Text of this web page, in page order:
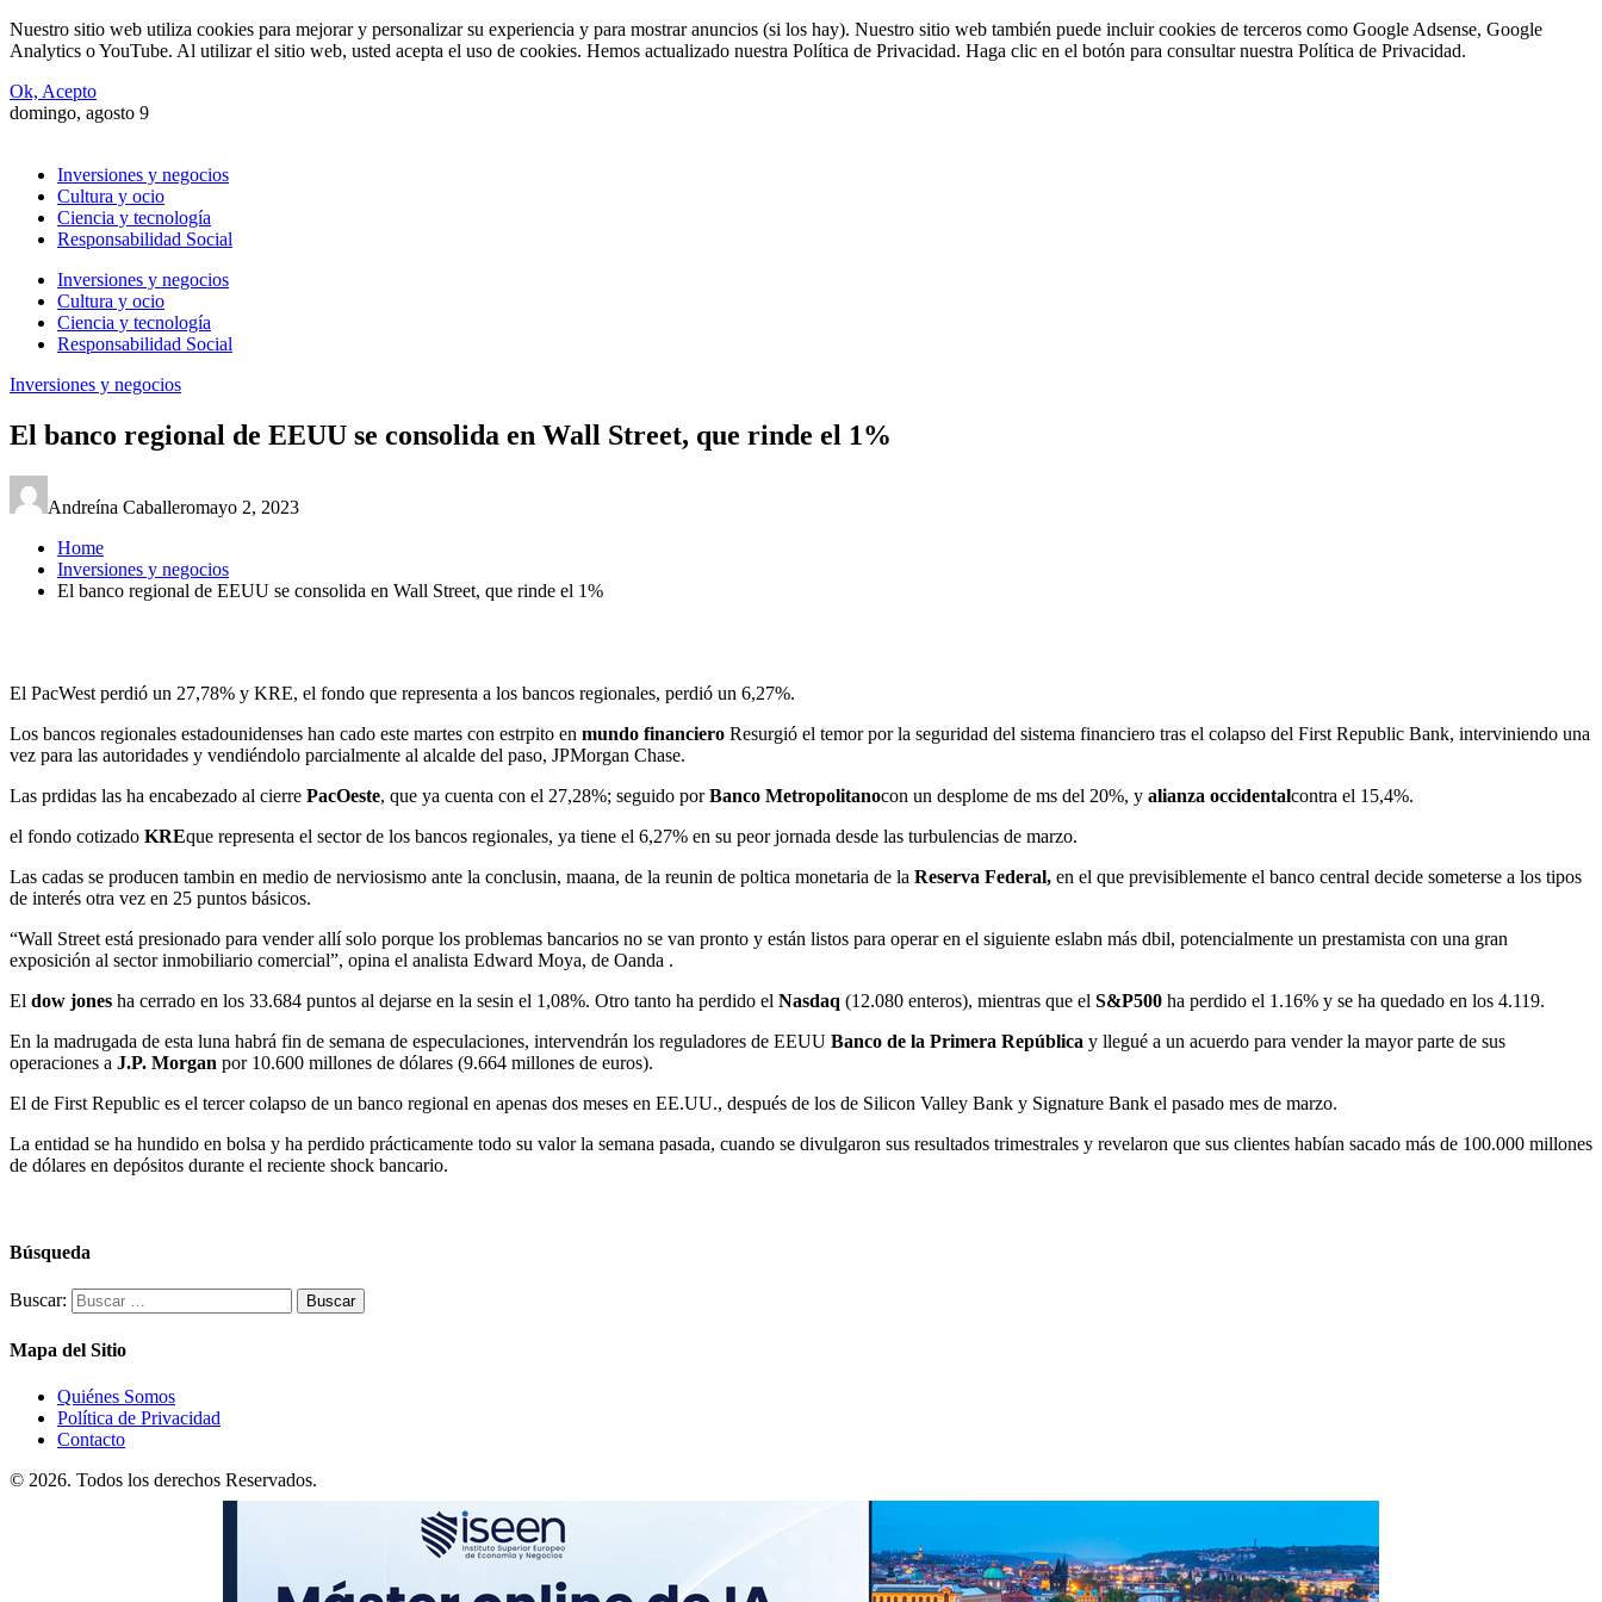
Nuestro sitio web utiliza cookies para mejorar y personalizar su experiencia y para mostrar anuncios (si los hay). Nuestro sitio web también puede incluir cookies de terceros como Google Adsense, Google
Analytics o YouTube. Al utilizar el sitio web, usted acepta el uso de cookies. Hemos actualizado nuestra Política de Privacidad. Haga clic en el botón para consultar nuestra Política de Privacidad.
Ok, Acepto
domingo, agosto 9
Inversiones y negocios
Cultura y ocio
Ciencia y tecnología
Responsabilidad Social
Inversiones y negocios
Cultura y ocio
Ciencia y tecnología
Responsabilidad Social
Inversiones y negocios
El banco regional de EEUU se consolida en Wall Street, que rinde el 1%
Andreína Caballeromayo 2, 2023
Home
Inversiones y negocios
El banco regional de EEUU se consolida en Wall Street, que rinde el 1%
El PacWest perdió un 27,78% y KRE, el fondo que representa a los bancos regionales, perdió un 6,27%.
Los bancos regionales estadounidenses han cado este martes con estrpito en mundo financiero Resurgió el temor por la seguridad del sistema financiero tras el colapso del First Republic Bank, interviniendo una
vez para las autoridades y vendiéndolo parcialmente al alcalde del paso, JPMorgan Chase.
Las prdidas las ha encabezado al cierre PacOeste, que ya cuenta con el 27,28%; seguido porBanco Metropolitanocon un desplome de ms del 20%, y alianza occidentalcontra el 15,4%.
el fondo cotizado KREque representa el sector de los bancos regionales, ya tiene el 6,27% en su peor jornada desde las turbulencias de marzo.
Las cadas se producen tambin en medio de nerviosismo ante la conclusin, maana, de la reunin de poltica monetaria de la Reserva Federal, en el que previsiblemente el banco central decide someterse a los tipos
de interés otra vez en 25 puntos básicos.
“Wall Street está presionado para vender allí solo porque los problemas bancarios no se van pronto y están listos para operar en el siguiente eslabn más dbil, potencialmente un prestamista con una gran
exposición al sector inmobiliario comercial”, opina el analista Edward Moya, de Oanda .
El dow jones ha cerrado en los 33.684 puntos al dejarse en la sesin el 1,08%. Otro tanto ha perdido el Nasdaq (12.080 enteros), mientras que el S&P500 ha perdido el 1.16% y se ha quedado en los 4.119.
En la madrugada de esta luna habrá fin de semana de especulaciones, intervendrán los reguladores de EEUU Banco de la Primera República y llegué a un acuerdo para vender la mayor parte de sus
operaciones a J.P. Morgan por 10.600 millones de dólares (9.664 millones de euros).
El de First Republic es el tercer colapso de un banco regional en apenas dos meses en EE.UU., después de los de Silicon Valley Bank y Signature Bank el pasado mes de marzo.
La entidad se ha hundido en bolsa y ha perdido prácticamente todo su valor la semana pasada, cuando se divulgaron sus resultados trimestrales y revelaron que sus clientes habían sacado más de 100.000 millones
de dólares en depósitos durante el reciente shock bancario.
Búsqueda
Buscar:
Mapa del Sitio
Quiénes Somos
Política de Privacidad
Contacto
© 2026. Todos los derechos Reservados.